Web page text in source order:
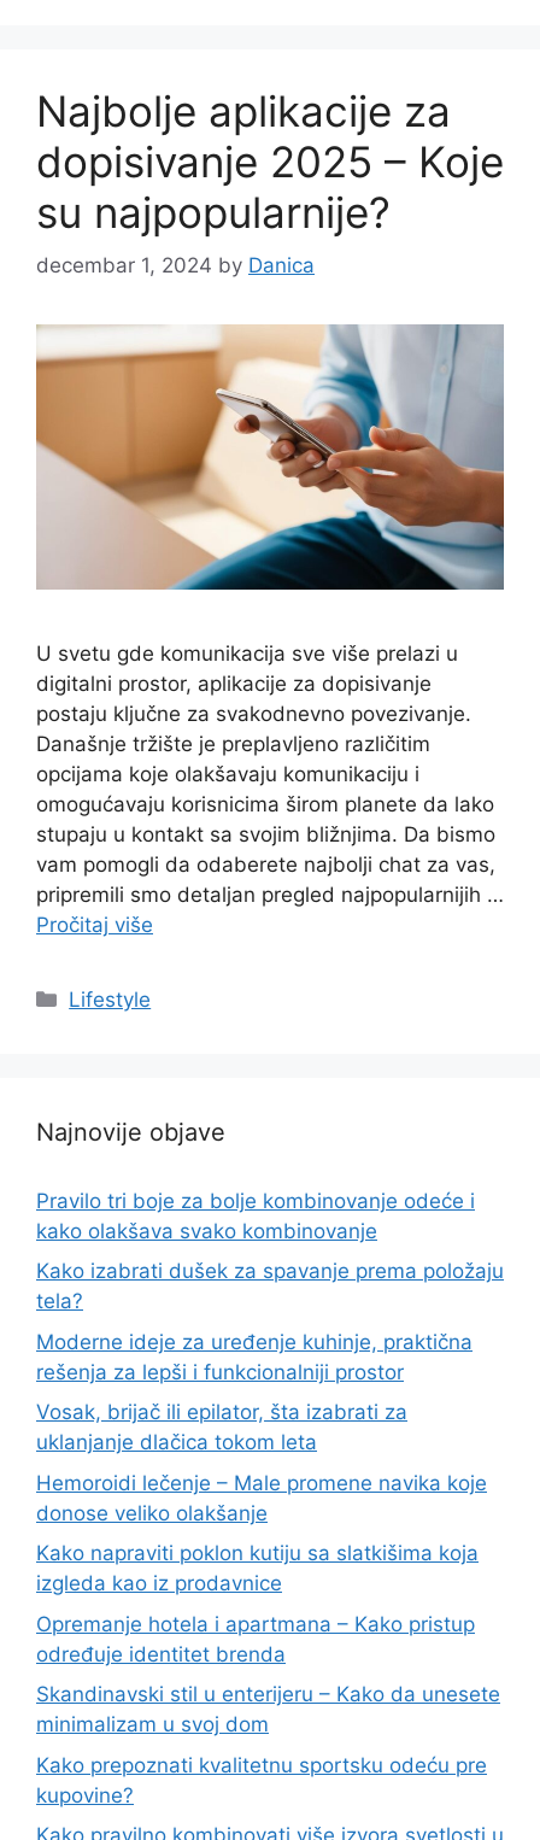
Najbolje aplikacije za
dopisivanje 2025 – Koje
su najpopularnije?
decembar 1, 2024 by Danica
U svetu gde komunikacija sve više prelazi u
digitalni prostor, aplikacije za dopisivanje
postaju ključne za svakodnevno povezivanje.
Današnje tržište je preplavljeno različitim
opcijama koje olakšavaju komunikaciju i
omogućavaju korisnicima širom planete da lako
stupaju u kontakt sa svojim bližnjima. Da bismo
vam pomogli da odaberete najbolji chat za vas,
pripremili smo detaljan pregled najpopularnijih …
Pročitaj više
Categories
Lifestyle
Najnovije objave
Pravilo tri boje za bolje kombinovanje odeće i
kako olakšava svako kombinovanje
Kako izabrati dušek za spavanje prema položaju
tela?
Moderne ideje za uređenje kuhinje, praktična
rešenja za lepši i funkcionalniji prostor
Vosak, brijač ili epilator, šta izabrati za
uklanjanje dlačica tokom leta
Hemoroidi lečenje – Male promene navika koje
donose veliko olakšanje
Kako napraviti poklon kutiju sa slatkišima koja
izgleda kao iz prodavnice
Opremanje hotela i apartmana – Kako pristup
određuje identitet brenda
Skandinavski stil u enterijeru – Kako da unesete
minimalizam u svoj dom
Kako prepoznati kvalitetnu sportsku odeću pre
kupovine?